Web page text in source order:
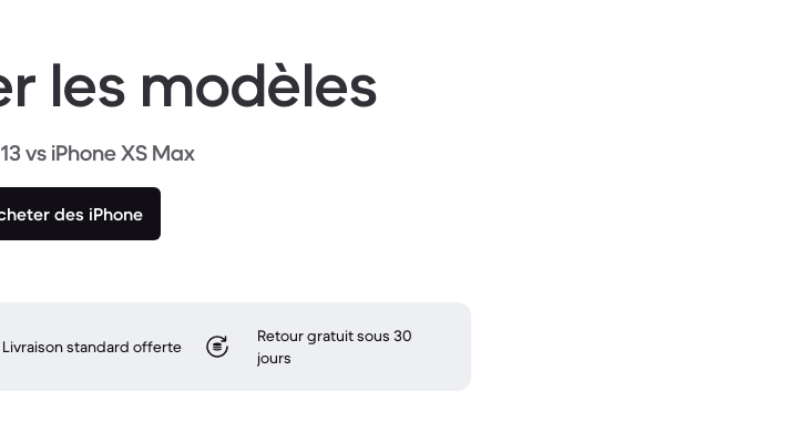
les modèles
vs iPhone XS Max
des iPhone
Livraison standard offerte
Retour gratuit sous 30
jours